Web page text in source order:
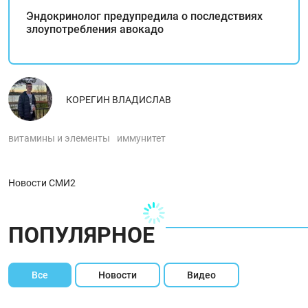
Эндокринолог предупредила о последствиях
злоупотребления авокадо
КОРЕГИН ВЛАДИСЛАВ
витамины и элементы иммунитет
Новости СМИ2
ПОПУЛЯРНОЕ
Все Новости Видео